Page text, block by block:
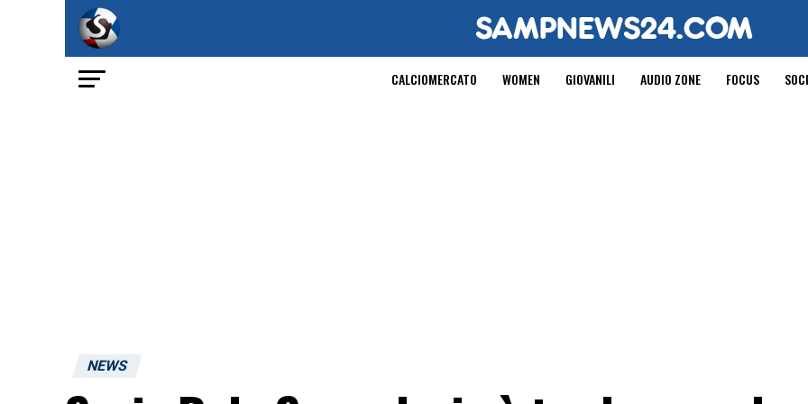
CALCIOMERCATO WOMEN GIOVANILI AUDIO ZONE FOCUS
NEWS